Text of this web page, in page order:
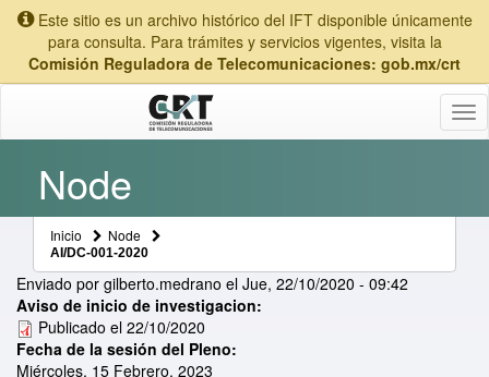
Este sitio es un archivo histórico del IFT disponible únicamente
para consulta. Para trámites y servicios vigentes, visita la
Comisión Reguladora de Telecomunicaciones: gob.mx/crt
Node
Inicio Node
AI/DC-001-2020
Enviado por gilberto.medrano el Jue, 22/10/2020 - 09:42
Aviso de inicio de investigacion:
Publicado el 22/10/2020
Fecha de la sesión del Pleno:
Miércoles, 15 Febrero, 2023